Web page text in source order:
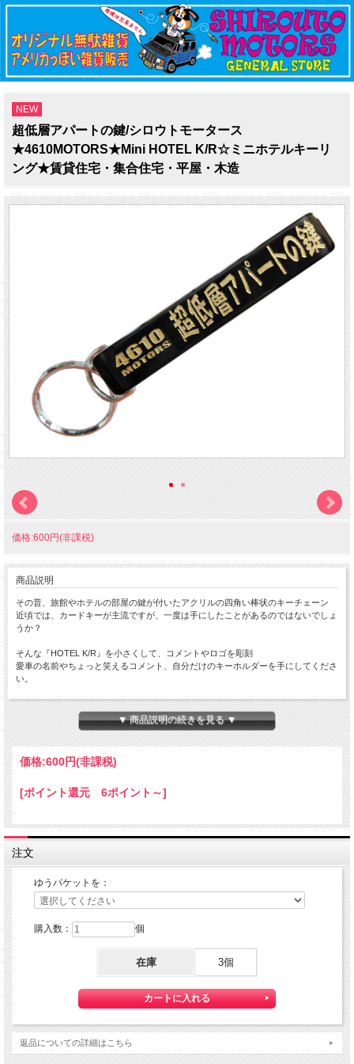
NEW
超低層アパートの鍵/シロウトモータース
★4610MOTORS★Mini HOTEL K/R☆ミニホテルキーリ
ング★賃貸住宅・集合住宅・平屋・木造
価格:600円(非課税)
商品説明
その昔、旅館やホテルの部屋の鍵が付いたアクリルの四角い棒状のキーチェーン
近頃では、カードキーが主流ですが、一度は手にしたことがあるのではないでしょ
うか？
そんな『HOTEL K/R』を小さくして、コメントやロゴを彫刻
愛車の名前やちょっと笑えるコメント、自分だけのキーホルダーを手にしてくださ
い。
ちょっと小さな 『Mini HOTEL K/R』 です。
本体サイズ：１０×１４×８０ｍｍ
★コチラの商品は 『ゆうパケット』配送可能な商品になります。
ご利用の際の配送費は、全国一律『２５０円』になります。
ゆうパケット配送をご希望されるお客様は下記のゆうパケットにつきましての説明
ゆうパケット配送をご選択ください。
【送料】全国一律料金でお届けします。
『ゆうパケット』は通常の宅配便と異なり直接ポストへ投函するお届け方法です。
宅配便のように受領印やサインのやり取りが無く、ご不在時であってもお受け取り
▼ 商品説明の続きを見る ▼
価格:600円(非課税)
[ポイント還元 6ポイント～]
注文
ゆうパケットを：
購入数： 個
在庫 3個
返品についての詳細はこちら